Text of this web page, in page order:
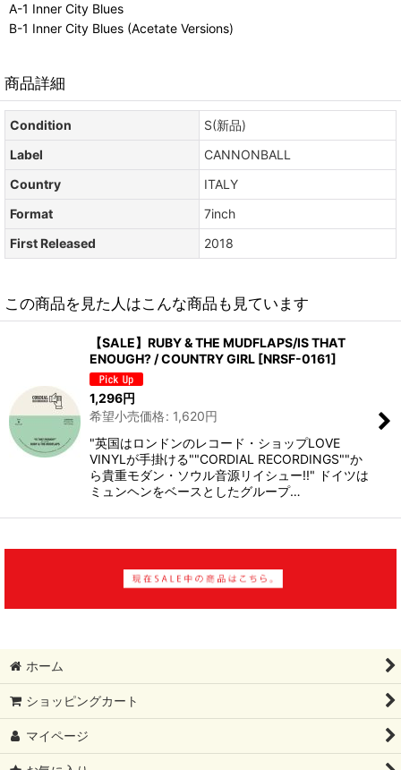
A-1 Inner City Blues
B-1 Inner City Blues (Acetate Versions)
商品詳細
Condition
S(新品)
Label
CANNONBALL
Country
ITALY
Format
7inch
First Released
2018
この商品を見た人はこんな商品も見ています
【SALE】RUBY & THE MUDFLAPS/IS THAT
ENOUGH? / COUNTRY GIRL [NRSF-0161]
1,296円
希望小売価格: 1,620円
"英国はロンドンのレコード・ショップLOVE
VINYLが手掛ける""CORDIAL RECORDINGS""か
ら貴重モダン・ソウル音源リイシュー!!" ドイツは
ミュンヘンをベースとしたグループ…
ホーム
ショッピングカート
マイページ